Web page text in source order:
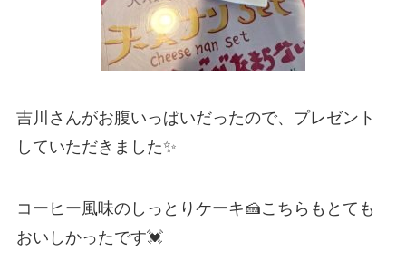
吉川さんがお腹いっぱいだったので、プレゼント
していただきました✨
コーヒー風味のしっとりケーキ🍰こちらもとても
おいしかったです💓